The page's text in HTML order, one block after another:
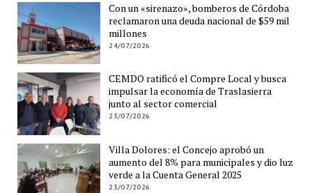
Con un «sirenazo», bomberos de Córdoba
reclamaron una deuda nacional de $59 mil
millones
24/07/2026
CEMDO ratificó el Compre Local y busca
impulsar la economía de Traslasierra
junto al sector comercial
23/07/2026
Villa Dolores: el Concejo aprobó un
aumento del 8% para municipales y dio luz
verde a la Cuenta General 2025
23/07/2026